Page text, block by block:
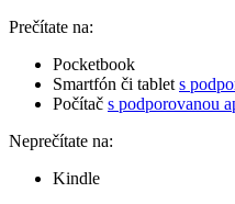
Prečítate na:
Pocketbook
Smartfón či tablet s
Počítač s podporovanou
Neprečítate na:
Kindle